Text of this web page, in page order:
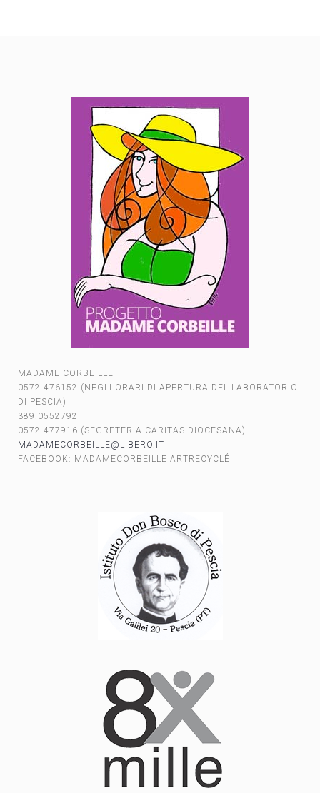
MADAME CORBEILLE
0572 476152 (NEGLI ORARI DI APERTURA DEL LABORATORIO
DI PESCIA)
389.0552792
0572 477916 (SEGRETERIA CARITAS DIOCESANA)
MADAMECORBEILLE@LIBERO.IT
FACEBOOK: MADAMECORBEILLE ARTRECYCLÉ